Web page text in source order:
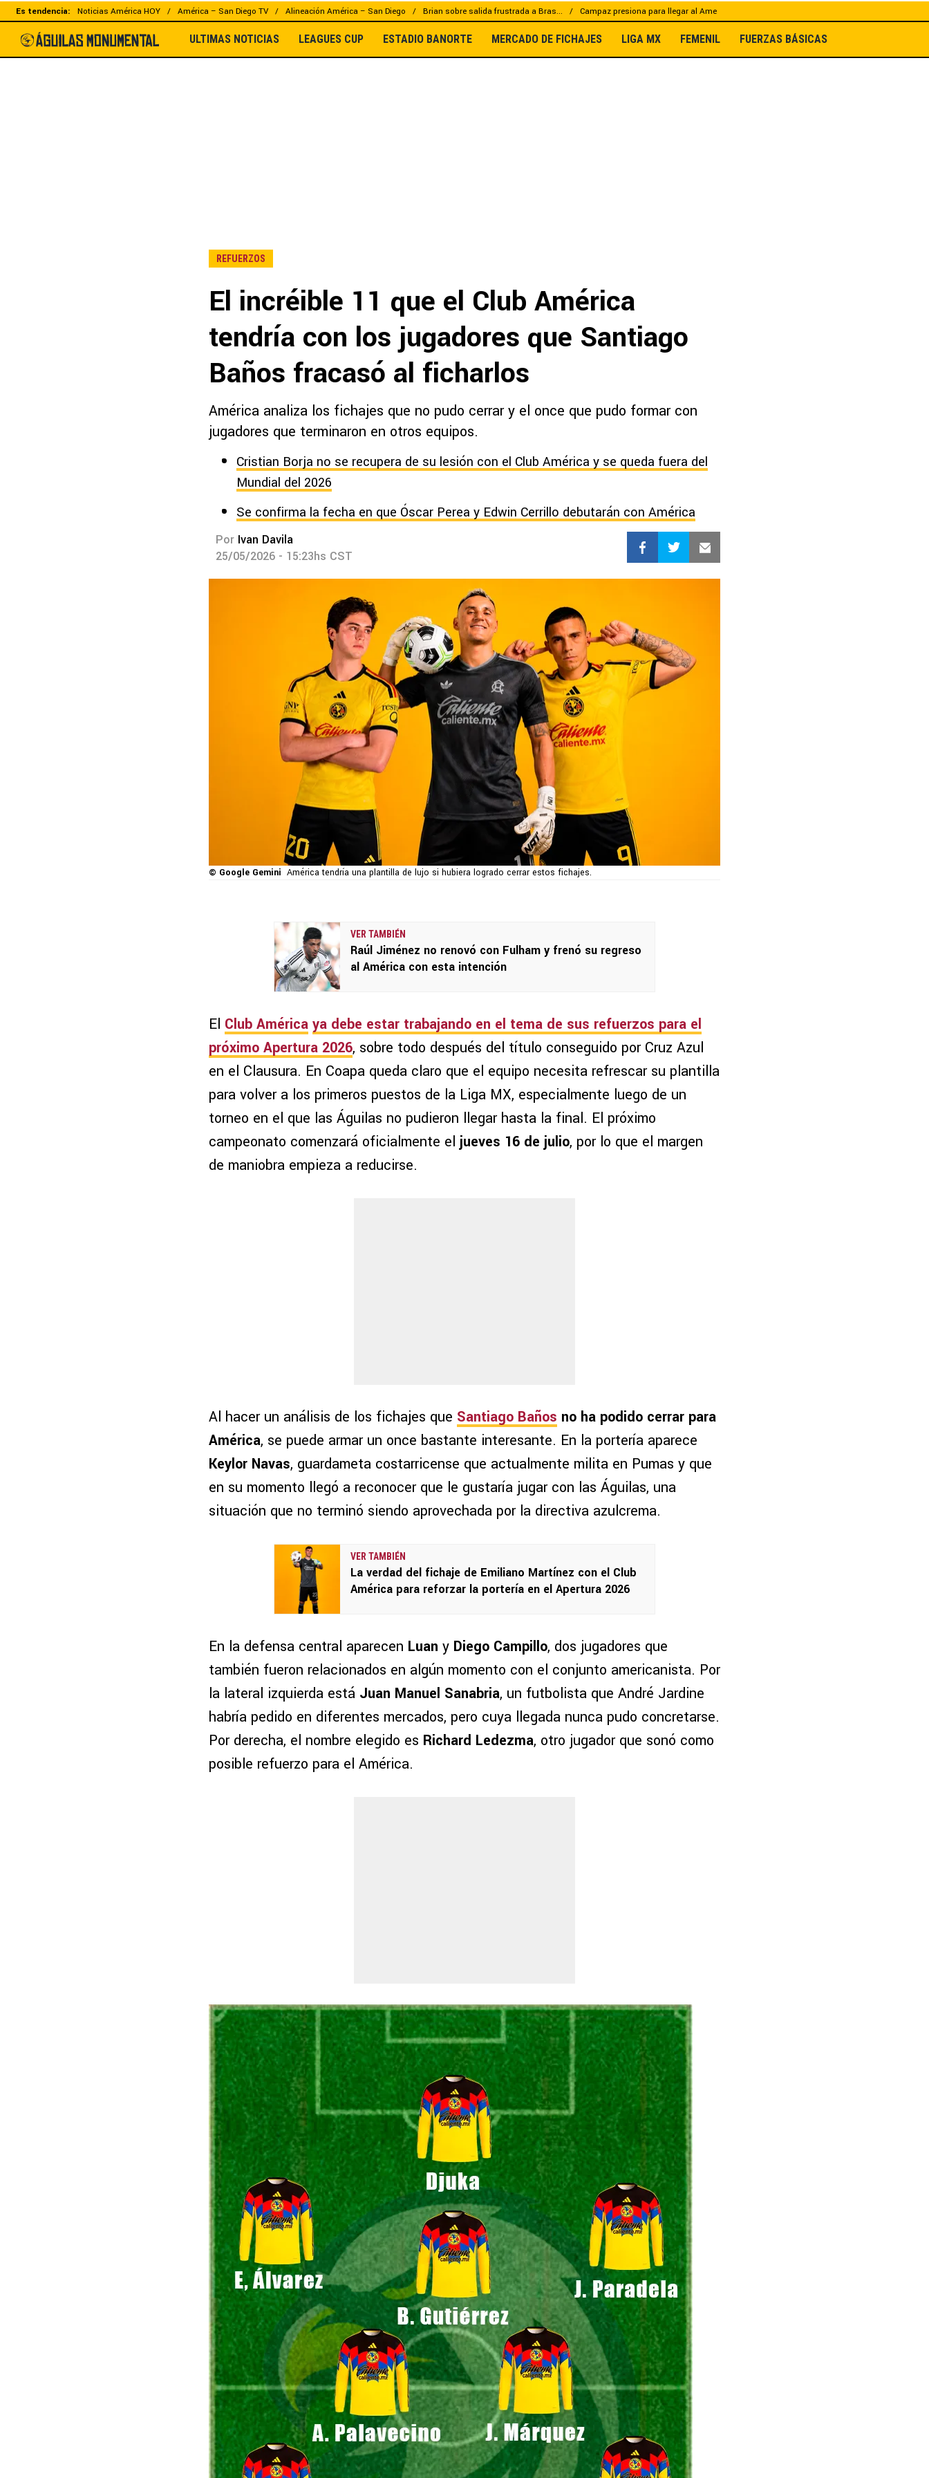
Es tendencia: Noticias América HOY América – San Diego TV Alineación América – San Diego Brian sobre salida frustrada a Bras... Campaz presiona para llegar al Ame
ULTIMAS NOTICIAS LEAGUES CUP ESTADIO BANORTE MERCADO DE FICHAJES LIGA MX FEMENIL FUERZAS BÁSICAS
REFUERZOS
El incréible 11 que el Club América
tendría con los jugadores que Santiago
Baños fracasó al ficharlos
América analiza los fichajes que no pudo cerrar y el once que pudo formar con
jugadores que terminaron en otros equipos.
Cristian Borja no se recupera de su lesión con el Club América y se queda fuera del
Mundial del 2026
Se confirma la fecha en que Óscar Perea y Edwin Cerrillo debutarán con América
Por Ivan Davila
25/05/2026 - 15:23hs CST
© Google Gemini América tendría una plantilla de lujo si hubiera logrado cerrar estos fichajes.
VER TAMBIÉN
Raúl Jiménez no renovó con Fulham y frenó su regreso
al América con esta intención
El Club América ya debe estar trabajando en el tema de sus refuerzos para el
próximo Apertura 2026, sobre todo después del título conseguido por Cruz Azul
en el Clausura. En Coapa queda claro que el equipo necesita refrescar su plantilla
para volver a los primeros puestos de la Liga MX, especialmente luego de un
torneo en el que las Águilas no pudieron llegar hasta la final. El próximo
campeonato comenzará oficialmente el jueves 16 de julio, por lo que el margen
de maniobra empieza a reducirse.
Al hacer un análisis de los fichajes que Santiago Baños no ha podido cerrar para
América, se puede armar un once bastante interesante. En la portería aparece
Keylor Navas, guardameta costarricense que actualmente milita en Pumas y que
en su momento llegó a reconocer que le gustaría jugar con las Águilas, una
situación que no terminó siendo aprovechada por la directiva azulcrema.
VER TAMBIÉN
La verdad del fichaje de Emiliano Martínez con el Club
América para reforzar la portería en el Apertura 2026
En la defensa central aparecen Luan y Diego Campillo, dos jugadores que
también fueron relacionados en algún momento con el conjunto americanista. Por
la lateral izquierda está Juan Manuel Sanabria, un futbolista que André Jardine
habría pedido en diferentes mercados, pero cuya llegada nunca pudo concretarse.
Por derecha, el nombre elegido es Richard Ledezma, otro jugador que sonó como
posible refuerzo para el América.